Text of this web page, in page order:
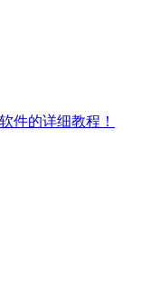
件的详细教程！